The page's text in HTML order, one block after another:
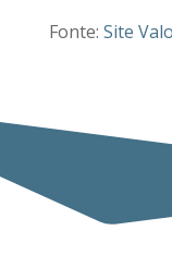
Fonte: Site